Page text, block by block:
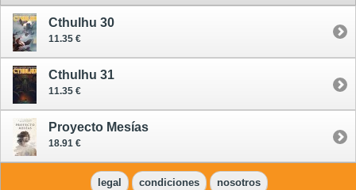
Cthulhu 30
11.35 €
Cthulhu 31
11.35 €
Proyecto Mesías
18.91 €
legal condiciones nosotros